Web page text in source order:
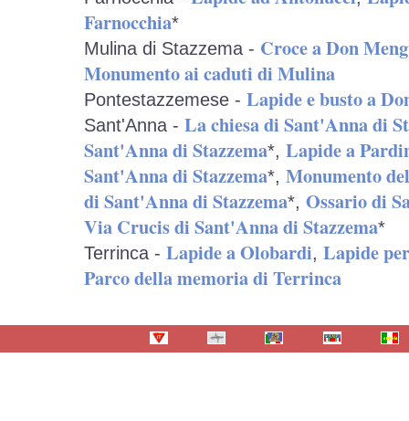
Farnocchia*
Mulina di Stazzema - Croce a Don
Monumento ai caduti di Mulina
Pontestazzemese - Lapide e busto a
Sant'Anna - La chiesa di Sant'Anna di
Sant'Anna di Stazzema*, Lapide a
Sant'Anna di Stazzema*, Monumento
di Sant'Anna di Stazzema*, Ossario di
Via Crucis di Sant'Anna di Stazzema*
Terrinca - Lapide a Olobardi, Lapide
Parco della memoria di Terrinca